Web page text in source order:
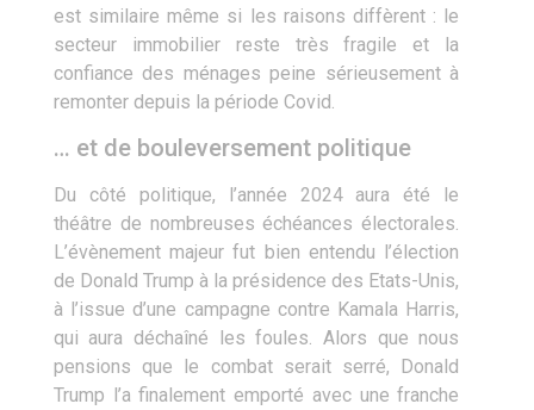
est similaire même si les raisons diffèrent : le
secteur immobilier reste très fragile et la
confiance des ménages peine sérieusement à
remonter depuis la période Covid.
… et de bouleversement politique
Du côté politique, l’année 2024 aura été le
théâtre de nombreuses échéances électorales.
L’évènement majeur fut bien entendu l’élection
de Donald Trump à la présidence des Etats-Unis,
à l’issue d’une campagne contre Kamala Harris,
qui aura déchaîné les foules. Alors que nous
pensions que le combat serait serré, Donald
Trump l’a finalement emporté avec une franche